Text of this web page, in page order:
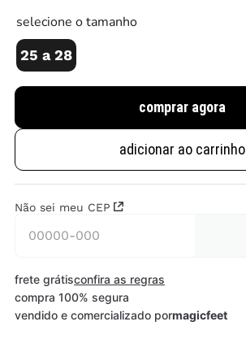
selecione o tamanho
25 a 28
comprar agora
adicionar ao carrinho
Não sei meu CEP
frete grátisconfira as regras
compra 100% segura
vendido e comercializado pormagicfeet